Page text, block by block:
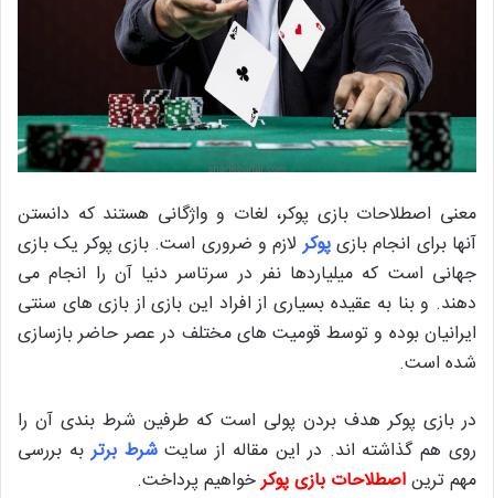
معنی اصطلاحات بازی پوکر، لغات و واژگانی هستند که دانستن
آنها برای انجام بازیپوکرلازم و ضروری است. بازی پوکر یک بازی
جهانی است که میلیاردها نفر در سرتاسر دنیا آن را انجام می
دهند. و بنا به عقیده بسیاری از افراد این بازی از بازی های سنتی
ایرانیان بوده و توسط قومیت های مختلف در عصر حاضر بازسازی
شده است.
در بازی پوکر هدف بردن پولی است که طرفین شرط بندی آن را
روی هم گذاشته اند. در این مقاله از سایتشرط برتربه بررسی
مهم تریناصطلاحات بازی پوکرخواهیم پرداخت.